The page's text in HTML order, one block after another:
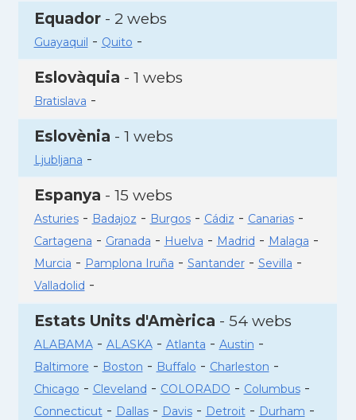
Equador- 2 webs
Guayaquil - Quito -
Eslovàquia - 1 webs
Bratislava -
Eslovènia - 1 webs
Ljubljana -
Espanya - 15 webs
Asturies- Badajoz - Burgos- Cádiz - Canarias-
Cartagena - Granada - Huelva - Madrid - Malaga -
Murcia - Pamplona Iruña - Santander- Sevilla -
Valladolid -
Estats Units d'Amèrica - 54 webs
ALABAMA- ALASKA- Atlanta - Austin -
Baltimore - Boston - Buffalo - Charleston -
Chicago - Cleveland - COLORADO - Columbus-
Connecticut- Dallas- Davis- Detroit- Durham -